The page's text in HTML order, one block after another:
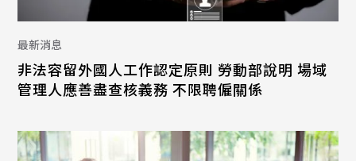
最新消息
非法容留外國人工作認定原則 勞動部說明 場域
管理人應善盡查核義務 不限聘僱關係